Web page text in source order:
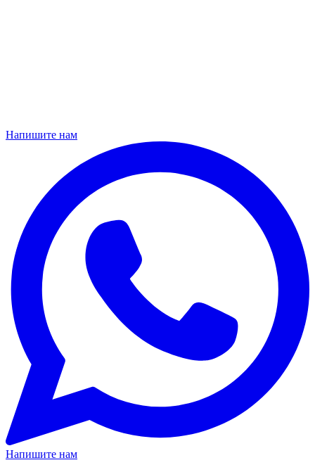
Напишите нам
Напишите нам